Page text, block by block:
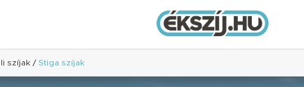
szíjak / Stiga szíjak